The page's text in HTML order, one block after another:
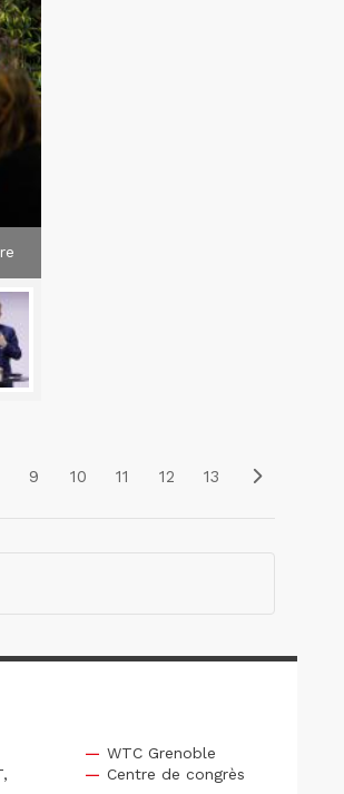
9 10 11 12 13
WTC Grenoble
Centre de congrès